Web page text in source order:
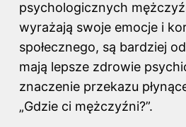
psychologicznych
wyrażają swoje emocje i
społecznego, są bardziej
mają lepsze zdrowie
znaczenie przekazu
„Gdzie ci mężczyźni?”.